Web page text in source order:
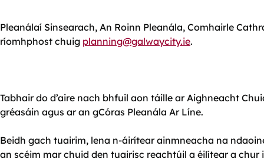
Pleanálaí Sinsearach, An Roinn Pleanála, Comhairle
ríomhphost chuig planning@galwaycity.ie.
Tabhair do d’aire nach bhfuil aon táille ar Aighneacht
gréasáin agus ar an gCóras Pleanála Ar Líne.
Beidh gach tuairim, lena n-áirítear ainmneacha na
an scéim mar chuid den tuairisc reachtúil a éilítear a